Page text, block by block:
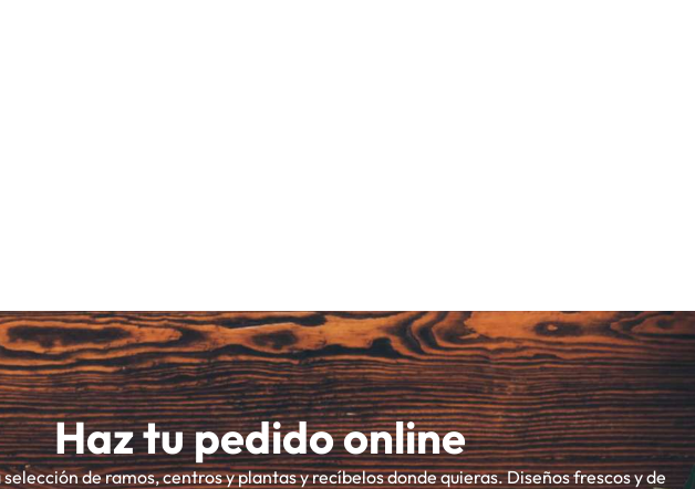
Haz tu pedido online
de ramos, centros y plantas y recíbelos donde quieras. Diseños frescos y de